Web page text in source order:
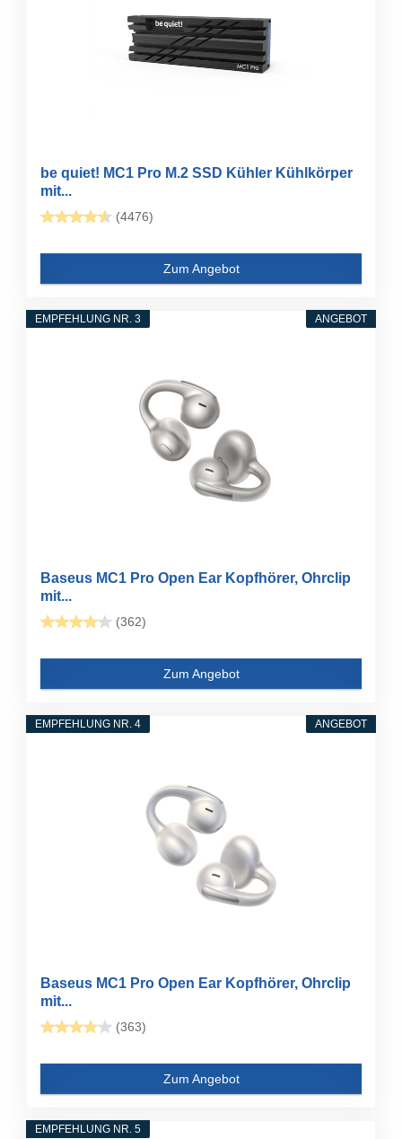
be quiet! MC1 Pro M.2 SSD Kühler Kühlkörper
mit...
(4476)
Zum Angebot
ANGEBOT
EMPFEHLUNG NR. 3
Baseus MC1 Pro Open Ear Kopfhörer, Ohrclip
mit...
(362)
Zum Angebot
ANGEBOT
EMPFEHLUNG NR. 4
Baseus MC1 Pro Open Ear Kopfhörer, Ohrclip
mit...
(363)
Zum Angebot
EMPFEHLUNG NR. 5